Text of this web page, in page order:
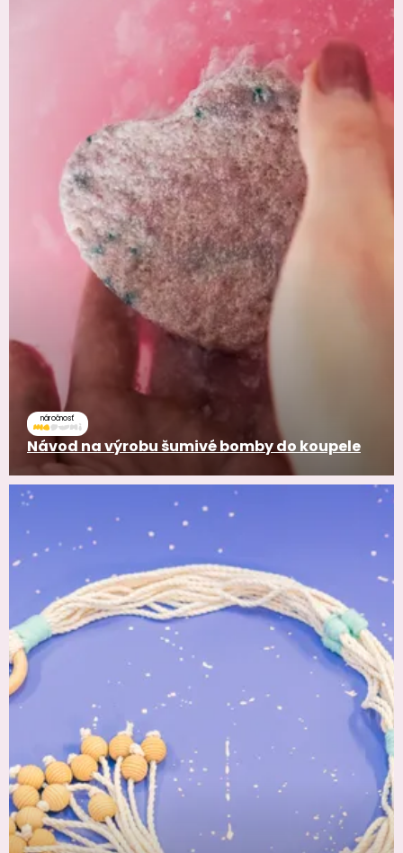
náročnosť
Návod na výrobu šumivé bomby do koupele